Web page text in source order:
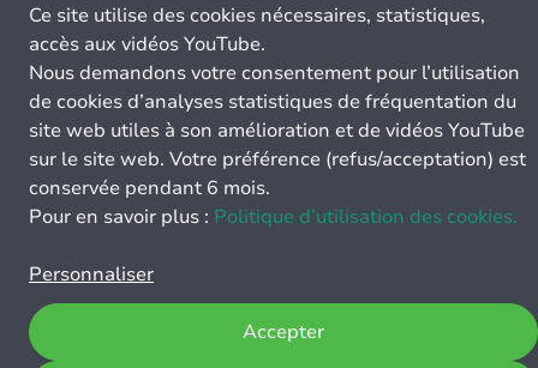
Ce site utilise des cookies nécessaires, statistiques,
accès aux vidéos YouTube.
Nous demandons votre consentement pour l’utilisation
de cookies d’analyses statistiques de fréquentation du
site web utiles à son amélioration et de vidéos YouTube
sur le site web. Votre préférence (refus/acceptation) est
conservée pendant 6 mois.
Pour en savoir plus : Politique d’utilisation des cookies.
Personnaliser
Accepter